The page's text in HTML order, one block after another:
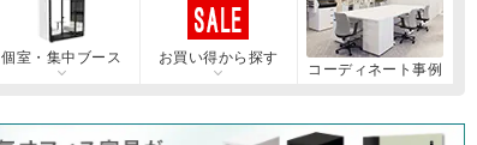
個室・集中ブース
お買い得から探す
コーディネート事例